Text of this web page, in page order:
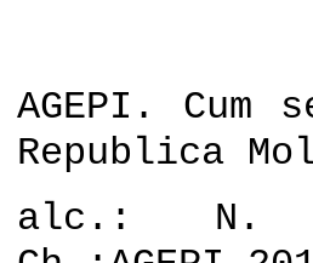
AGEPI.
Republica
alc.: N.